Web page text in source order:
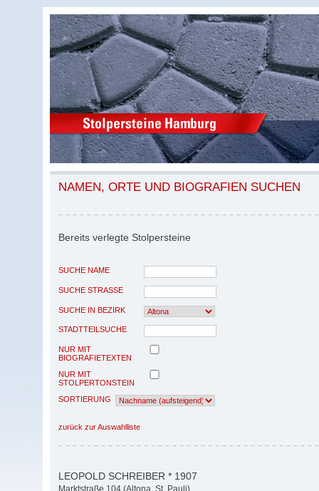
NAMEN, ORTE UND BIOGRAFIEN SUCHEN
Bereits verlegte Stolpersteine
SUCHE NAME
SUCHE STRASSE
SUCHE IN BEZIRK
STADTTEILSUCHE
NUR MIT
BIOGRAFIETEXTEN
NUR MIT
STOLPERTONSTEIN
SORTIERUNG
zurück zur Auswahlliste
LEOPOLD SCHREIBER * 1907
Marktstraße 104 (Altona, St. Pauli)